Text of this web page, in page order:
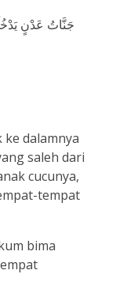
جَنَّاتُ عَدْنٍ
dalamnya
saleh dari
cucunya,
tempat
bima